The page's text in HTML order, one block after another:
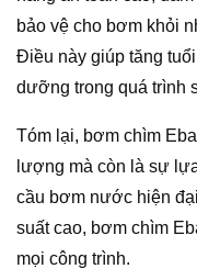
bảo vệ cho bơm khỏi
Điều này giúp tăng
dưỡng trong quá trình
Tóm lại, bơm chìm
lượng mà còn là sự
cầu bơm nước hiện
suất cao, bơm chìm
mọi công trình.